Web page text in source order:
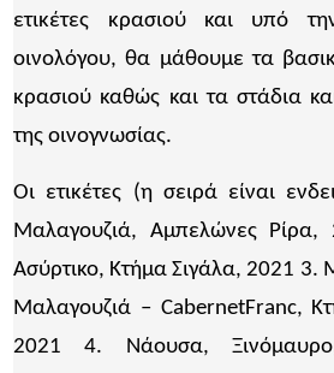
ετικέτες κρασιού και υπό
οινολόγου, θα µάθουµε τα
κρασιού καθώς και τα στάδια
της οινογνωσίας.
Οι ετικέτες (η σειρά είναι
Μαλαγουζιά, Αµπελώνες Ρίρα,
Ασύρτικο, Κτήµα Σιγάλα, 2021 3.
Μαλαγουζιά – CabernetFranc,
2021 4. Νάουσα,